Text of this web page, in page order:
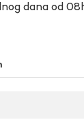
dana od